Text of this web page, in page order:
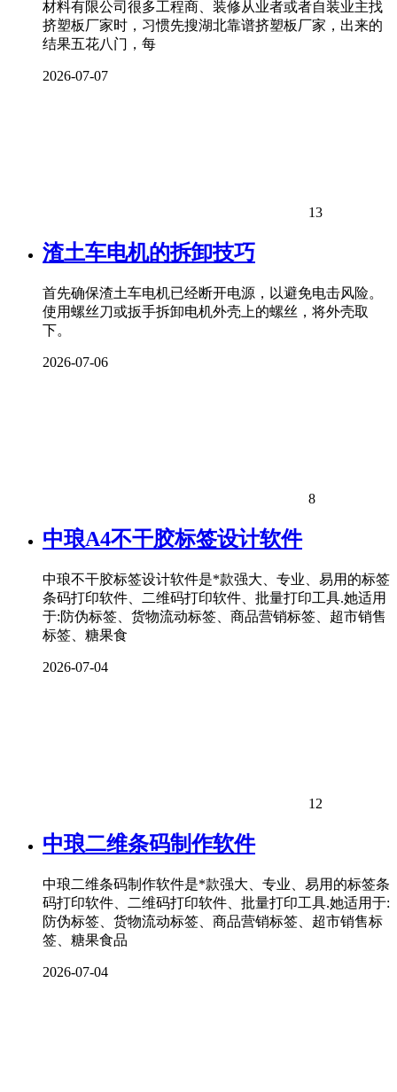
材料有限公司很多工程商、装修从业者或者自装业主找
挤塑板厂家时，习惯先搜湖北靠谱挤塑板厂家，出来的
结果五花八门，每
2026-07-07
13
渣土车电机的拆卸技巧
首先确保渣土车电机已经断开电源，以避免电击风险。
使用螺丝刀或扳手拆卸电机外壳上的螺丝，将外壳取
下。
2026-07-06
8
中琅A4不干胶标签设计软件
中琅不干胶标签设计软件是*款强大、专业、易用的标签
条码打印软件、二维码打印软件、批量打印工具.她适用
于:防伪标签、货物流动标签、商品营销标签、超市销售
标签、糖果食
2026-07-04
12
中琅二维条码制作软件
中琅二维条码制作软件是*款强大、专业、易用的标签条
码打印软件、二维码打印软件、批量打印工具.她适用于:
防伪标签、货物流动标签、商品营销标签、超市销售标
签、糖果食品
2026-07-04